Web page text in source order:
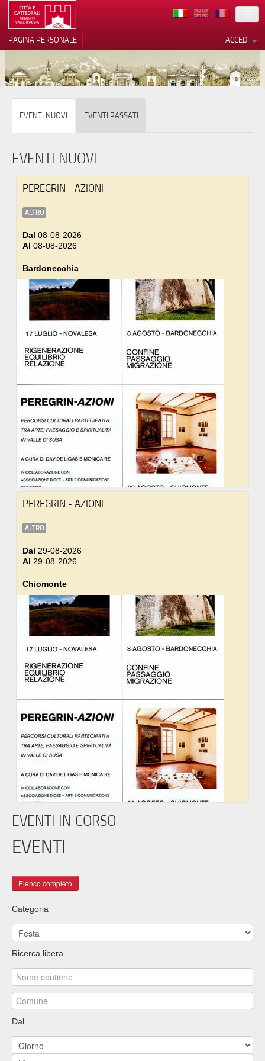
TERRITORIO
ARCHITETTURE
EVENTI
ACCOGLIENZE
PRESS
ACCEDI
PAGINA PERSONALE
EVENTI NUOVI EVENTI PASSATI
EVENTI NUOVI
PEREGRIN - AZIONI
ALTRO
Dal 08-08-2026
Al 08-08-2026
Bardonecchia
PEREGRIN - AZIONI
ALTRO
Dal 29-08-2026
Al 29-08-2026
Chiomonte
EVENTI IN CORSO
EVENTI
Categoria
Ricerca libera
Dal
Le tue preferenze relative alla
privacy